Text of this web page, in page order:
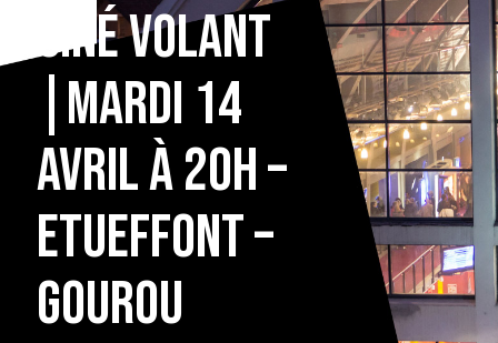
Ciné volant
|Mardi 14
Avril à 20h –
Etueffont –
Gourou